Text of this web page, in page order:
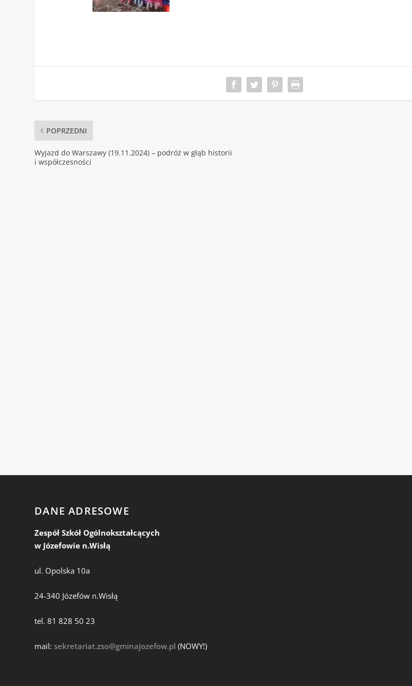
POPRZEDNI
Wyjazd do Warszawy (19.11.2024) – podróż w głąb historii
i współczesności
DANE ADRESOWE
Zespół Szkół Ogólnokształcących
w Józefowie n.Wisłą
ul. Opolska 10a
24-340 Józefów n.Wisłą
tel. 81 828 50 23
mail:sekretariat.zso@gminajozefow.pl (NOWY!)